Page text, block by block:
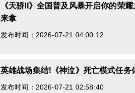
《天骄II》全国普及风暴开启你的荣
来拿
发布时间：2026-07-21 04:00:12
英雄战场集结!《神泣》死亡模式任务
发布时间：2026-07-21 02:58:40